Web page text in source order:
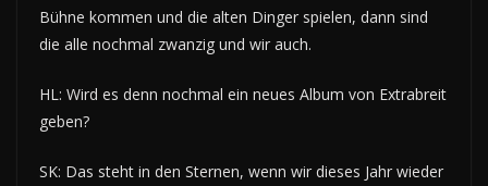
Bühne kommen und die alten Dinger spielen, dann sind
die alle nochmal zwanzig und wir auch.
HL: Wird es denn nochmal ein neues Album von Extrabreit
geben?
SK: Das steht in den Sternen, wenn wir dieses Jahr wieder